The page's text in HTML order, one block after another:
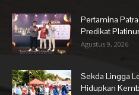
Pertamina
Predikat
Agustus 9, 2026
Sekda Lingga
Hidupkan